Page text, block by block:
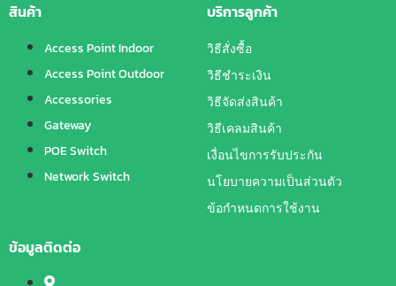
สินค้า
Access Point Indoor
Access Point Outdoor
Accessories
Gateway
POE Switch
Network Switch
บริการลูกค้า
วิธีสั่งซื้อ
วิธีชำระเงิน
วิธีจัดส่งสินค้า
วิธีเคลมสินค้า
เงื่อนไขการรับประกัน
นโยบายความเป็นส่วนตัว
ข้อกำหนดการใช้งาน
ข้อมูลติดต่อ